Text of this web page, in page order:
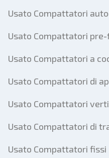
Usato Compattatori
Usato Compattatori
Usato Compattatori a
Usato Compattatori di
Usato Compattatori
Usato Compattatori di
Usato Compattatori fissi